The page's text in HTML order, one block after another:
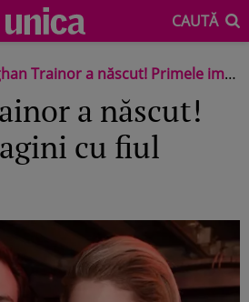
CAUTĂ
Trainor a născut! Primele imagini cu fiul artistei
a născut!
cu fiul